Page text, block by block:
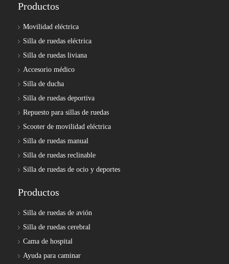
Productos
Movilidad eléctrica
Silla de ruedas eléctrica
Silla de ruedas liviana
Accesorio médico
Silla de ducha
Silla de ruedas deportiva
Repuesto para sillas de ruedas
Scooter de movilidad eléctrica
Silla de ruedas manual
Silla de ruedas reclinable
Silla de ruedas de ocio y deportes
Productos
Silla de ruedas de avión
Silla de ruedas cerebral
Cama de hospital
Ayuda para caminar